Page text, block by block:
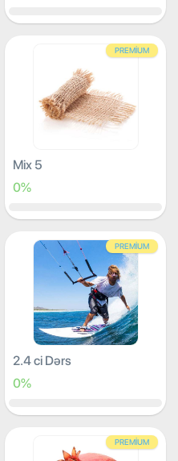
PREMIUM
Mix 5
0%
PREMIUM
2.4 ci Dərs
0%
PREMIUM